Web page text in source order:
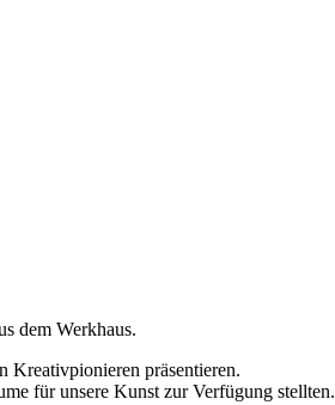
dem Werkhaus.
Kreativpionieren präsentieren.
für unsere Kunst zur Verfügung stellten.